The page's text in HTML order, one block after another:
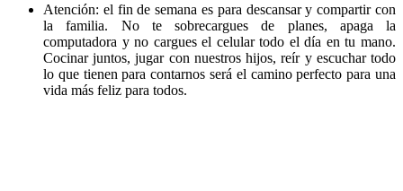
Atención: el fin de semana es para descansar y compartir con
la familia. No te sobrecargues de planes, apaga la
computadora y no cargues el celular todo el día en tu mano.
Cocinar juntos, jugar con nuestros hijos, reír y escuchar todo
lo que tienen para contarnos será el camino perfecto para una
vida más feliz para todos.